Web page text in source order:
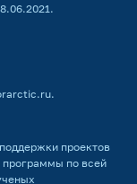
.
проектов
по всей